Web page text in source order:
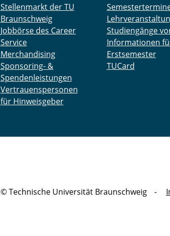
Stellenmarkt der TU
Braunschweig
Jobbörse des Career
Service
Merchandising
Sponsoring- &
Spendenleistungen
Vertrauenspersonen
für Hinweisgeber
Studiengänge
Informationen
Erstsemester
TUCard
© Technische Universität Braunschweig